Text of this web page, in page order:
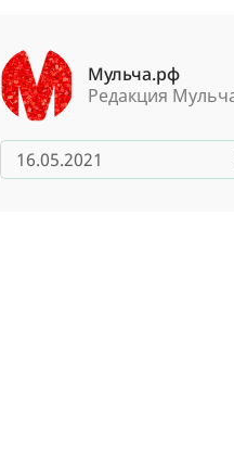
Мульча.рф
Редакция
16.05.2021